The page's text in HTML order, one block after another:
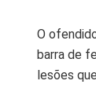
O
barra de
lesões